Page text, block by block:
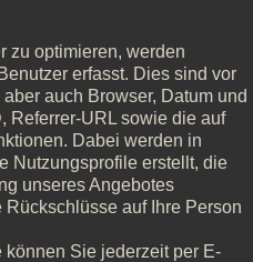
zu optimieren, werden
erfasst. Dies sind vor
auch Browser, Datum und
Referrer-URL sowie die auf
Dabei werden in
Nutzungsprofile erstellt, die
unseres Angebotes
auf Ihre Person
Sie jederzeit per E-